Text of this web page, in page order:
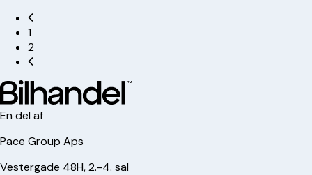
1
2
En del af
Pace Group Aps
Vestergade 48H, 2.-4. sal